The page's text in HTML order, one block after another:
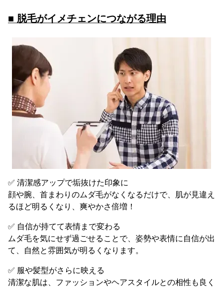
■ 脱毛がイメチェンにつながる理由
✅ 清潔感アップで垢抜けた印象に
顔や腕、首まわりのムダ毛がなくなるだけで、肌が見違え
るほど明るくなり、爽やかさ倍増！
✅ 自信が持てて表情まで変わる
ムダ毛を気にせず過ごせることで、姿勢や表情に自信が出
て、自然と雰囲気が明るくなります。
✅ 服や髪型がさらに映える
清潔な肌は、ファッションやヘアスタイルとの相性も良く